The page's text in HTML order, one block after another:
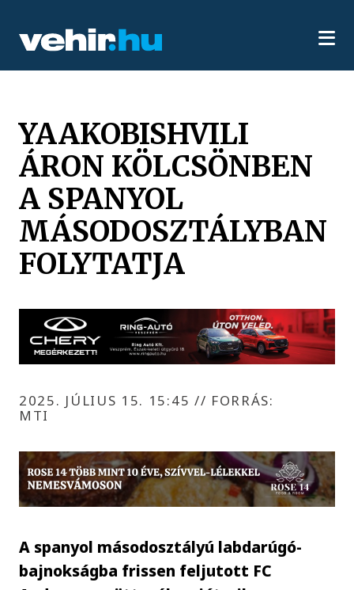
YAAKOBISHVILI
ÁRON KÖLCSÖNBEN
A SPANYOL
MÁSODOSZTÁLYBAN
FOLYTATJA
2025. JÚLIUS 15. 15:45 // FORRÁS:
MTI
A spanyol másodosztályú labdarúgó-
bajnokságba frissen feljutott FC